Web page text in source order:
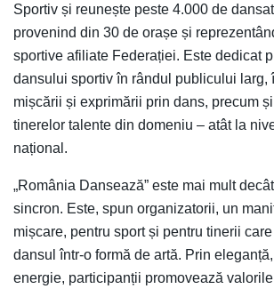
Sportiv și reunește peste 4.000 de
provenind din 30 de orașe și
sportive afiliate Federației. Este dedicat
dansului sportiv în rândul publicului larg,
mișcării și exprimării prin dans, precum
tinerelor talente din domeniu – atât la
național.
„România Dansează” este mai mult
sincron. Este, spun organizatorii, un
mișcare, pentru sport și pentru tinerii
dansul într-o formă de artă. Prin
energie, participanții promovează